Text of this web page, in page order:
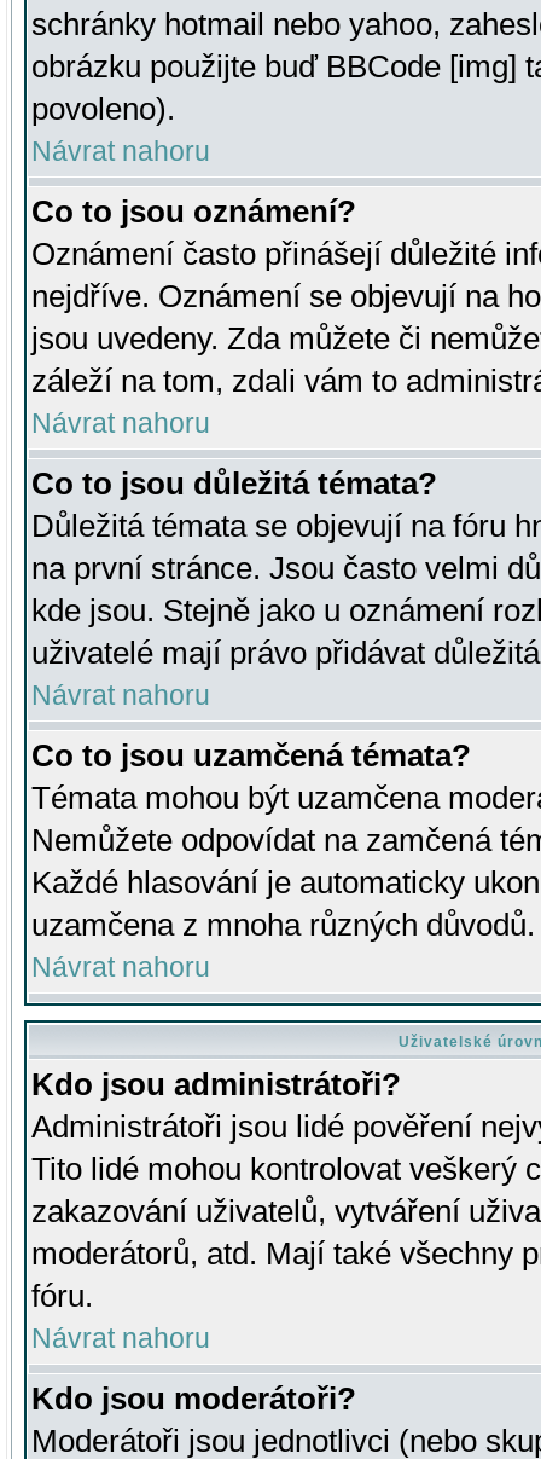
schránky hotmail nebo yahoo,
obrázku použijte buď BBCode [img]
povoleno).
Návrat nahoru
Co to jsou oznámení?
Oznámení často přinášejí důležité
nejdříve. Oznámení se objevují na
jsou uvedeny. Zda můžete či
záleží na tom, zdali vám to
Návrat nahoru
Co to jsou důležitá témata?
Důležitá témata se objevují na fóru
na první stránce. Jsou často velmi
kde jsou. Stejně jako u oznámení
uživatelé mají právo přidávat
Návrat nahoru
Co to jsou uzamčená témata?
Témata mohou být uzamčena
Nemůžete odpovídat na zamčená
Každé hlasování je automaticky
uzamčena z mnoha různých důvodů.
Návrat nahoru
Uživatelské
Kdo jsou administrátoři?
Administrátoři jsou lidé pověření
Tito lidé mohou kontrolovat veškerý
zakazování uživatelů, vytváření
moderátorů, atd. Mají také všechny
fóru.
Návrat nahoru
Kdo jsou moderátoři?
Moderátoři jsou jednotlivci (nebo